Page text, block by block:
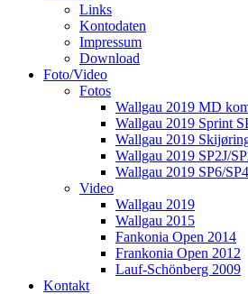
Links
Kontodaten
Impressum
Download
Foto/Video
Fotos
Wallgau 2019 MD
Wallgau 2019 Sprint
Wallgau 2019
Wallgau 2019 SP2J/
Wallgau 2019 SP6/SP4
Video
Wallgau 2019
Wallgau 2015
Fankonia Open 2014
Frankonia Open 2012
Lauf-Schönberg 2009
Kontakt